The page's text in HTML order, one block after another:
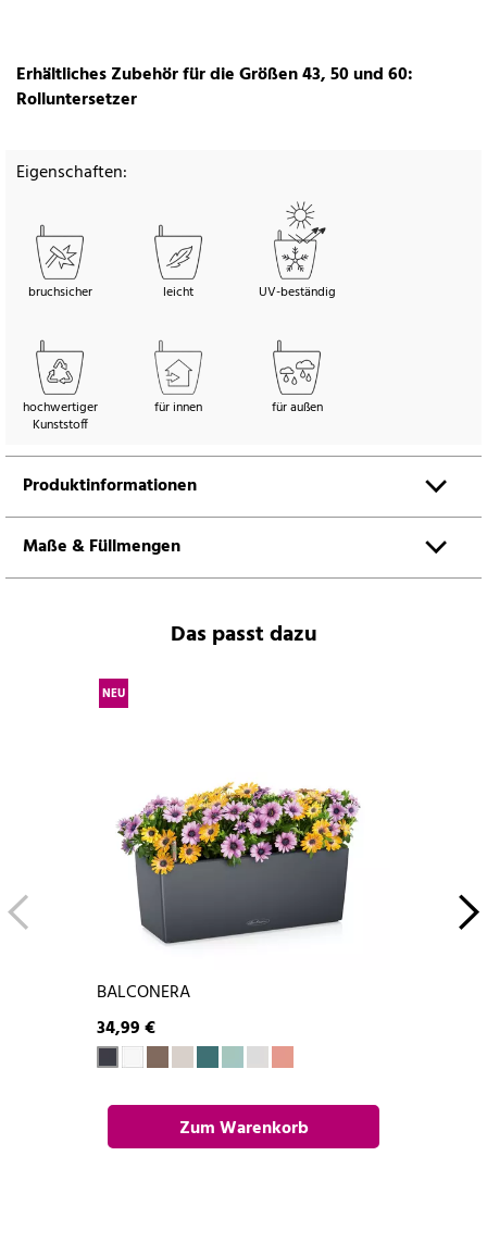
Erhältliches Zubehör für die Größen 43, 50 und 60:
Rolluntersetzer
Eigenschaften:
bruchsicher leicht UV-beständig
hochwertiger
Kunststoff
für innen für außen
Produktinformationen
Maße & Füllmengen
Das passt dazu
NEU
BALCONERA
34,99 €
Zum Warenkorb